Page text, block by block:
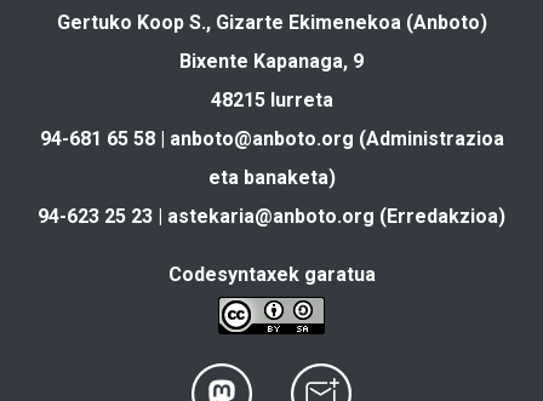
Gertuko Koop S., Gizarte Ekimenekoa (Anboto)
Bixente Kapanaga, 9
48215 Iurreta
94-681 65 58 | anboto@anboto.org (Administrazioa
eta banaketa)
94-623 25 23 | astekaria@anboto.org (Erredakzioa)
Codesyntaxek garatua